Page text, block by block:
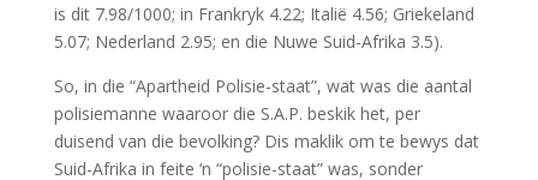
is dit 7.98/1000; in Frankryk 4.22; Italië 4.56; Griekeland
5.07; Nederland 2.95; en die Nuwe Suid-Afrika 3.5).
So, in die “Apartheid Polisie-staat”, wat was die aantal
polisiemanne waaroor die S.A.P. beskik het, per
duisend van die bevolking? Dis maklik om te bewys dat
Suid-Afrika in feite ‘n “polisie-staat” was, sonder